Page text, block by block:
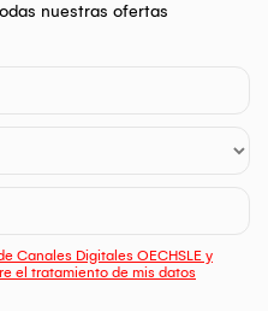
nuestras ofertas
Canales Digitales OECHSLE y
el tratamiento de mis datos